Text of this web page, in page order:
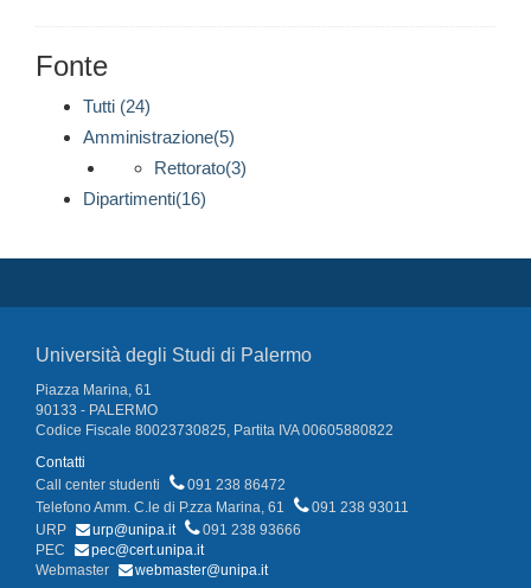
Fonte
Tutti (24)
Amministrazione(5)
Rettorato(3)
Dipartimenti(16)
Università degli Studi di Palermo
Piazza Marina, 61
90133 - PALERMO
Codice Fiscale 80023730825, Partita IVA 00605880822
Contatti
Call center studenti
091 238 86472
Telefono Amm. C.le di P.zza Marina, 61
091 238 93011
URP
urp@unipa.it
091 238 93666
PEC
pec@cert.unipa.it
Webmaster
webmaster@unipa.it